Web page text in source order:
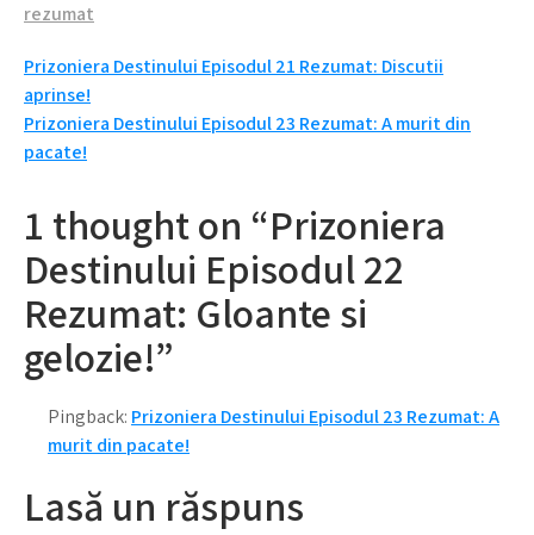
rezumat
Navigare
în
articole
Prizoniera Destinului Episodul 21 Rezumat: Discutii
aprinse!
Prizoniera Destinului Episodul 23 Rezumat: A murit din
pacate!
1 thought on “Prizoniera
Destinului Episodul 22
Rezumat: Gloante si
gelozie!”
Pingback: Prizoniera Destinului Episodul 23 Rezumat: A
murit din pacate!
Lasă un răspuns